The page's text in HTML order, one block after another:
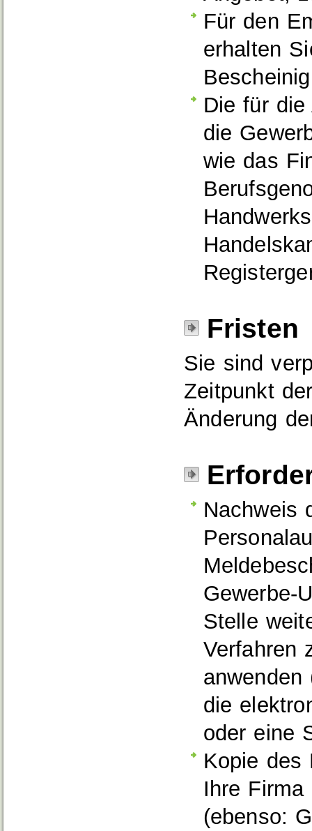
Für den
erhalten
Die für
die
wie das
Fristen
Sie sind
Zeitpunkt
Änderung
Nachweis
Gewerbe-
Stelle
Verfahren
anwenden
die
oder eine
Kopie des
Ihre
(ebenso: